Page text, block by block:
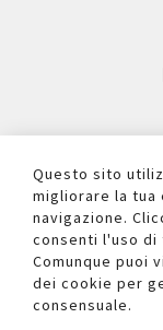
I
Questo sito
migliorare la tua
navigazione.
consenti l'uso
Comunque puoi
dei cookie per
consensuale.